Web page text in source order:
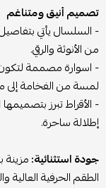
تصميم أنيق ومتناغم
- السلسال يأتي
من الأنوثة والرقي.
- اسوارة مصممة
لمسة من الفخامة
- الأقراط تبرز
إطلالة ساحرة.
جودة استثنائية:
الطقم الحرفية العالية